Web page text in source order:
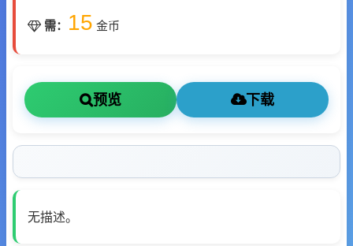
需： 15 金币
预览 下载
无描述。